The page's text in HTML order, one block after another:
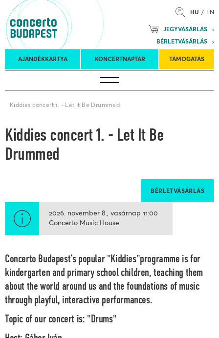
HU EN
JEGYVÁSÁRLÁS
BÉRLETVÁSÁRLÁS
AJÁNDÉKKÁRTYA KONCERTNAPTÁR TÁMOGATÁS
Koncertnaptár
turnék
Kulturális
Program
Felkéréses
koncertek
Kiddies concert 1. - Let It Be Drummed
Kiddies concert 1. - Let It Be
Drummed
BÉRLETVÁSÁRLÁS
2026. november 8. vasárnap 11:00
Concerto Music House
Concerto Budapest’s popular "Kiddies"programme is for
kindergarten and primary school children, teaching them
about the world around us and the foundations of music
through playful, interactive performances.
Topic of our concert is: "Drums"